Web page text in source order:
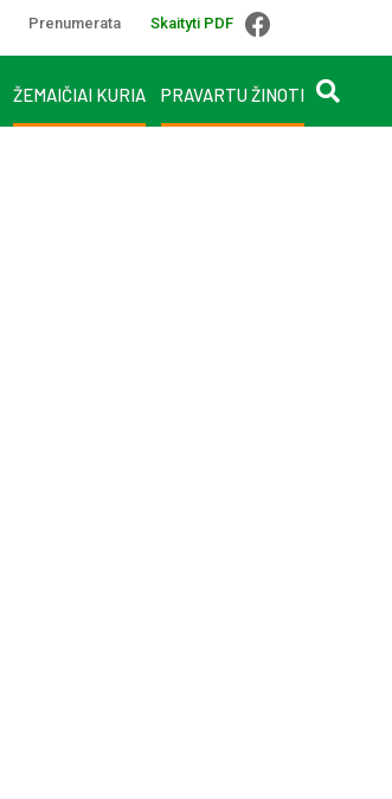
Prenumerata Skaityti PDF
ŽEMAIČIAI KURIA PRAVARTU ŽINOTI